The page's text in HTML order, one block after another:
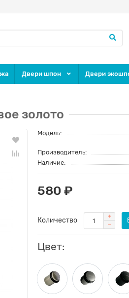
Двери шпон Двери
золото
Модель:
Производитель:
Наличие:
580 ₽
Количество
Цвет: